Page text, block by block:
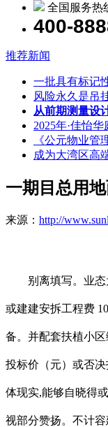
全国服务热
400-
推荐新闻
一批具有标记
风险永久是吊
从前期测量设
2025年·佳怡
《公元物业管
成为大湾区高
一期目总用
来源： http://
别离填写。业态
或建建安拆工程费
备。并配套扶植小
投标价（元）或否
体现实,能够自晓得
视部分赞扬。不计